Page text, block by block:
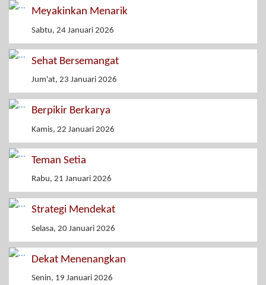
Meyakinkan Menarik
Sabtu, 24 Januari 2026
Sehat Bersemangat
Jum'at, 23 Januari 2026
Berpikir Berkarya
Kamis, 22 Januari 2026
Teman Setia
Rabu, 21 Januari 2026
Strategi Mendekat
Selasa, 20 Januari 2026
Dekat Menenangkan
Senin, 19 Januari 2026